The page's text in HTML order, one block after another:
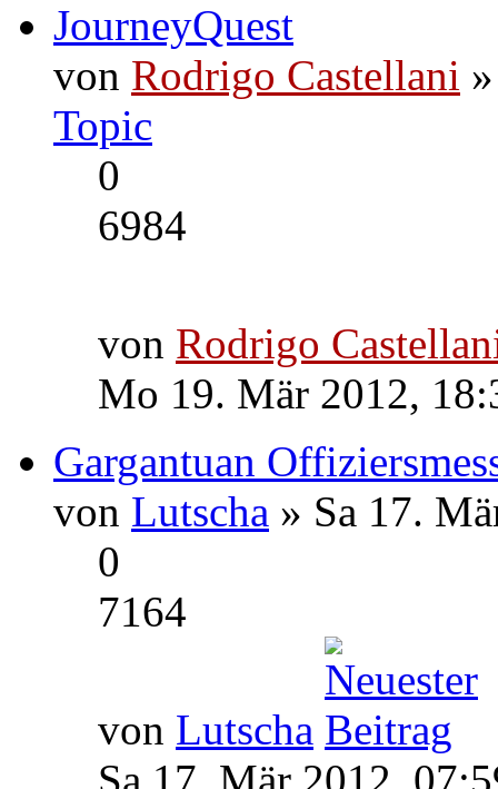
JourneyQuest
von Rodrigo Castellani
Topic
0
6984
von Rodrigo
Mo 19. Mär 2012,
Gargantuan
von Lutscha » Sa 17.
0
7164
von Lutscha